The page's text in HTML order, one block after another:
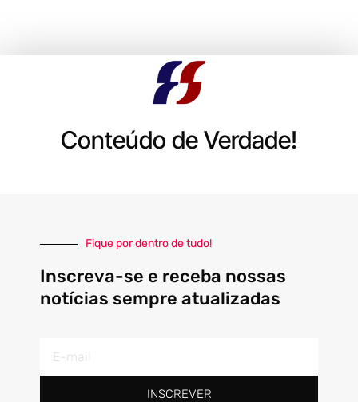
Conteúdo de Verdade!
Fique por dentro de tudo!
Inscreva-se e receba nossas
notícias sempre atualizadas
mail
INSCREVER